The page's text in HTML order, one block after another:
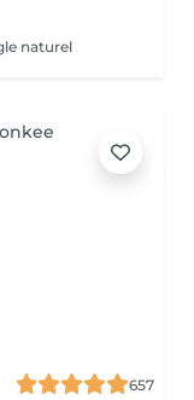
naturel
657